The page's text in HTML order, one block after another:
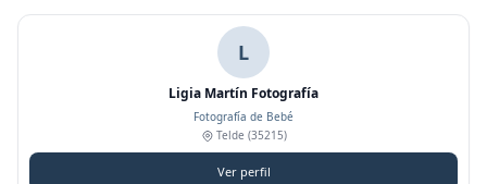
L
Ligia Martín Fotografía
Fotografía de Bebé
Telde (35215)
Ver perfil